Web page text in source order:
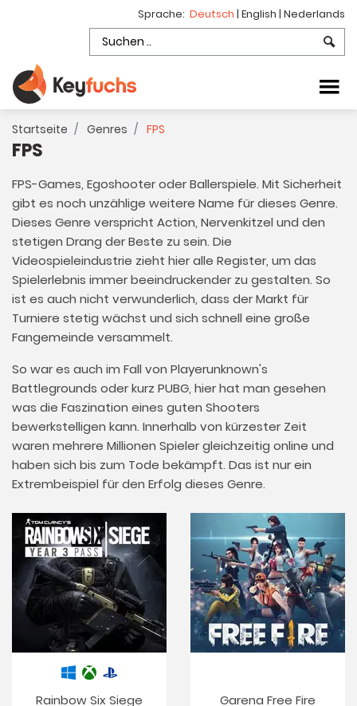
Sprache: Deutsch | English | Nederlands
Startseite Genres FPS
FPS
FPS-Games, Egoshooter oder Ballerspiele. Mit Sicherheit
gibt es noch unzählige weitere Name für dieses Genre.
Dieses Genre verspricht Action, Nervenkitzel und den
stetigen Drang der Beste zu sein. Die
Videospieleindustrie zieht hier alle Register, um das
Spielerlebnis immer beeindruckender zu gestalten. So
ist es auch nicht verwunderlich, dass der Markt für
Turniere stetig wächst und sich schnell eine große
Fangemeinde versammelt.
So war es auch im Fall von Playerunknown's
Battlegrounds oder kurz PUBG, hier hat man gesehen
was die Faszination eines guten Shooters
bewerkstelligen kann. Innerhalb von kürzester Zeit
waren mehrere Millionen Spieler gleichzeitig online und
haben sich bis zum Tode bekämpft. Das ist nur ein
Extrembeispiel für den Erfolg dieses Genre.
Rainbow Six Siege
Garena Free Fire